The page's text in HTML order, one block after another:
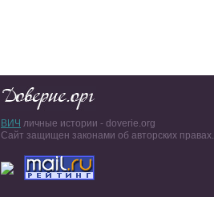
ВИЧ личные истории - doverie.org
Сайт защищен законами об авторских